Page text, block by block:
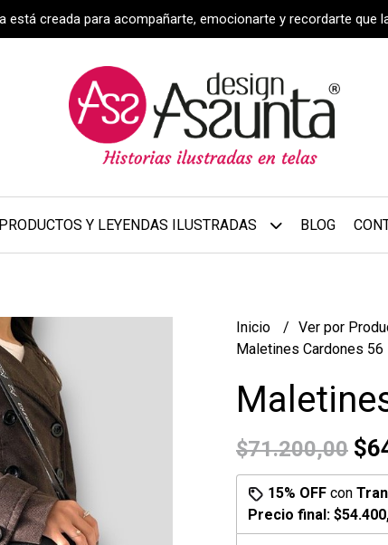
está creada para acompañarte, emocionarte y recordarte
PRODUCTOS Y LEYENDAS ILUSTRADAS BLOG
Inicio Ver por
Maletines Cardones 56
$71.200,00
15% OFF con
Precio final: